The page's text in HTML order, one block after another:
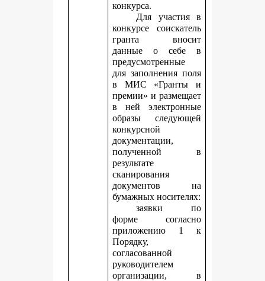
конкурса.
Для участия в
конкурсе соискатель
гранта вносит
данные о себе в
предусмотренные
для заполнения поля
в МИС «Гранты и
премии» и размещает
в ней электронные
образы следующей
конкурсной
документации,
полученной в
результате
сканирования
документов на
бумажных носителях:
заявки по
форме согласно
приложению 1 к
Порядку,
согласованной
руководителем
организации, в